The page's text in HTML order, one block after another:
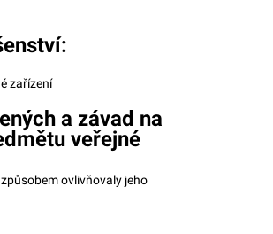
zařízení
a závad na
veřejné
ovlivňovaly jeho